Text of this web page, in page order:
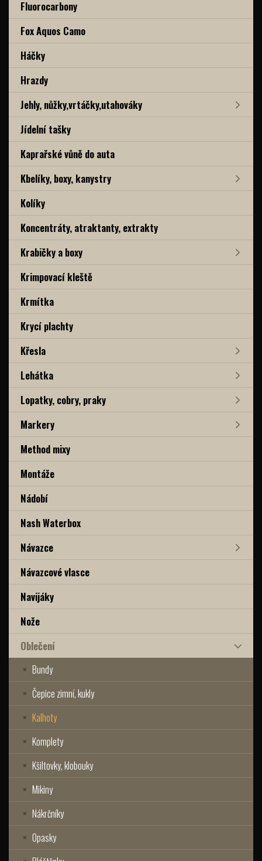
Fluorocarbony
Fox Aquos Camo
Háčky
Hrazdy
Jehly, nůžky,vrtáčky,utahováky
Jídelní tašky
Kaprařské vůně do auta
Kbelíky, boxy, kanystry
Kolíky
Koncentráty, atraktanty, extrakty
Krabičky a boxy
Krimpovací kleště
Krmítka
Krycí plachty
Křesla
Lehátka
Lopatky, cobry, praky
Markery
Method mixy
Montáže
Nádobí
Nash Waterbox
Návazce
Návazcové vlasce
Navijáky
Nože
Oblečení
Bundy
Čepice zimní, kukly
Kalhoty
Komplety
Kšiltovky, klobouky
Mikiny
Nákrčníky
Opasky